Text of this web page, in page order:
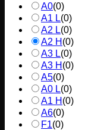
A0(0)
A1 L(0)
A2 L(0)
A2 H (0)
A3 L(0)
A3 H (0)
A5(0)
A0 L(0)
A1 H (0)
A6(0)
F1(0)